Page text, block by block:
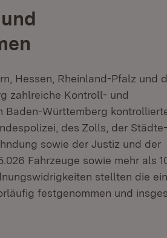
Hessen, Rheinland-Pfalz und
zahlreiche Kontroll- und
Württemberg
des Zolls, der
sowie der Justiz und der
Fahrzeuge sowie mehr als
stellten die
festgenommen und